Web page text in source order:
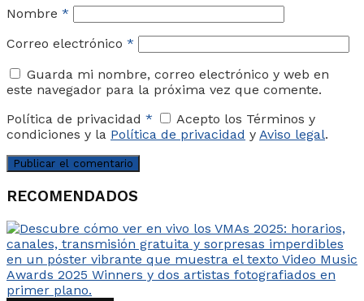
Nombre *
Correo electrónico *
Guarda mi nombre, correo electrónico y web en
este navegador para la próxima vez que comente.
Política de privacidad *
Acepto los Términos y
condiciones y la Política de privacidad y Aviso legal.
RECOMENDADOS